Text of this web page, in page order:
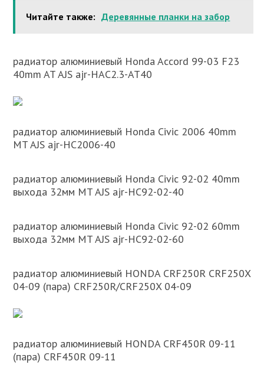
Читайте также: Деревянные планки на забор
радиатор алюминиевый Honda Accord 99-03 F23
40mm AT AJS ajr-HAC2.3-AT40
радиатор алюминиевый Honda Civic 2006 40mm
MT AJS ajr-HC2006-40
радиатор алюминиевый Honda Civic 92-02 40mm
выхода 32мм MT AJS ajr-HC92-02-40
радиатор алюминиевый Honda Civic 92-02 60mm
выхода 32мм MT AJS ajr-HC92-02-60
радиатор алюминиевый HONDA CRF250R CRF250X
04-09 (пара) CRF250R/CRF250X 04-09
радиатор алюминиевый HONDA CRF450R 09-11
(пара) CRF450R 09-11